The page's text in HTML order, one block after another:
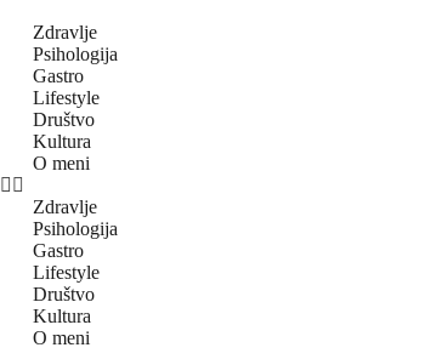
Zdravlje
Psihologija
Gastro
Lifestyle
Društvo
Kultura
O meni
Zdravlje
Psihologija
Gastro
Lifestyle
Društvo
Kultura
O meni